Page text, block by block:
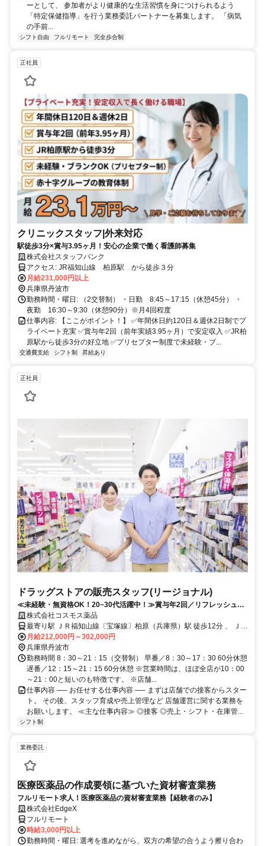
ーとして、 参加者がより健康的な生活習慣を身につけられるよう
「特定保健指導」を行う業務委託パートナーを募集します。 「病気
の手前...
シフト自由 フルリモート 完全歩合制
正社員
クリニックスタッフ|外来対応
駅徒歩3分×賞与3.95ヶ月！安心の企業で働く看護師募集
株式会社スタッフバンク
アクセス: JR福知山線 柏原駅 から徒歩３分
月給231,000円以上
兵庫県丹波市
勤務時間・曜日: （2交替制） ・日勤 8:45～17:15（休憩45分） ・
夜勤 16:30～9:30（休憩90分）※月4回程度
仕事内容: 【ここがポイント！】 ✅年間休日約120日＆週休2日制でプ
ライベート充実 ✅賞与年2回（前年実績3.95ヶ月）で安定収入 ✅JR柏
原駅から徒歩3分の好立地 ✅プリセプター制度で未経験・ブ...
交通費支給 シフト制 昇給あり
正社員
ドラッグストアの販売スタッフ(リージョナル)
≪未経験・無資格OK！20~30代活躍中！≫賞与年2回／リフレッシュ休
暇取得率100％／研修制度充実
株式会社コスモス薬品
最寄り駅 ＪＲ福知山線〔宝塚線〕柏原（兵庫県）駅 徒歩12分 、 ＪＲ
福知山線〔宝塚線〕石生駅 徒歩29分 、 ＪＲ福知山線〔宝塚線〕黒井
（兵庫県）駅 徒歩81分
月給212,000円～302,000円
兵庫県丹波市
勤務時間 8：30～21：15（交替制） 早番／8：30～17：30 60分休憩
遅番／12：15～21：15 60分休憩 ※営業時間は、ほぼ全店が10：00
～21：00と短いのも特徴です。 ※店舗...
仕事内容 ── お任せする仕事内容 ── まずは店舗での接客からスター
ト。 その後、スタッフ育成や売上管理など 店舗運営に関する業務を
お願いします。 ≪主な仕事内容≫ ◎接客 ◎売上・シフト・在庫管...
シフト制
業務委託
医療医薬品の作成要領に基づいた資材審査業務
フルリモート求人！医療医薬品の資材審査業務【経験者のみ】
株式会社EdgeX
フルリモート
時給3,000円以上
勤務時間・曜日: 選考を進めながら、双方の希望の合うよう擦り合わ